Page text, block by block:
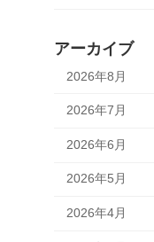
アーカイブ
2026年8月
2026年7月
2026年6月
2026年5月
2026年4月